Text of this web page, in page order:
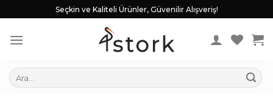
to
content
Seçkin ve Kaliteli Ürünler, Güvenilir Alışveriş!
Ara: